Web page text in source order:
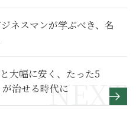
ネスマンが学ぶべき、名
大幅に安く、たった5
治せる時代に